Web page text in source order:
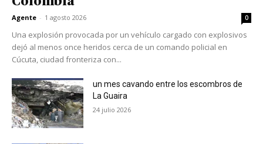
Agente - 1 agosto 2026 0
Una explosión provocada por un vehículo cargado con explosivos
dejó al menos once heridos cerca de un comando policial en
Cúcuta, ciudad fronteriza con...
un mes cavando entre los escombros de
La Guaira
24 julio 2026